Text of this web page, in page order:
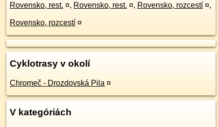
Rovensko, rest. ¤, Rovensko, rest. ¤, Rovensko, rozcestí ¤,
Rovensko, rozcestí ¤
Cyklotrasy v okolí
Chromeč - Drozdovská Pila ¤
V kategóriách